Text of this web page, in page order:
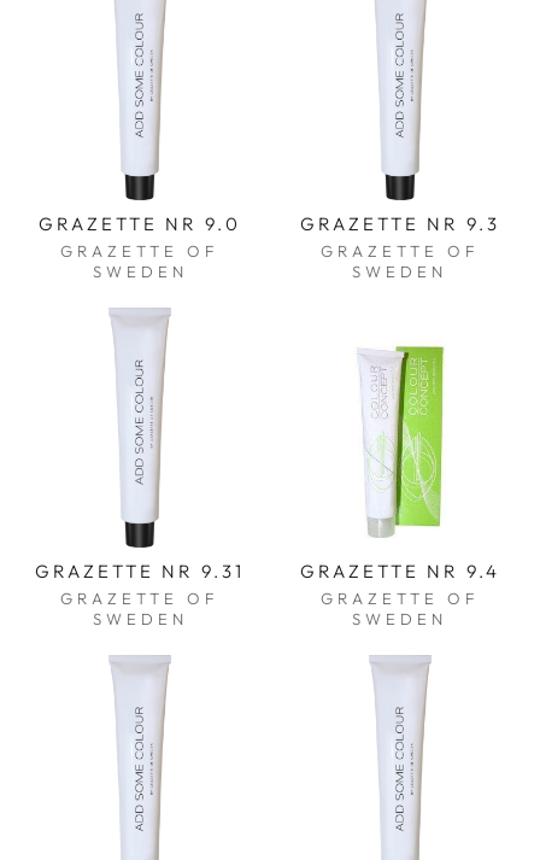
GRAZETTE NR 9.0
GRAZETTE OF
SWEDEN
GRAZETTE NR 9.3
GRAZETTE OF
SWEDEN
GRAZETTE NR 9.31
GRAZETTE OF
SWEDEN
GRAZETTE NR 9.4
GRAZETTE OF
SWEDEN